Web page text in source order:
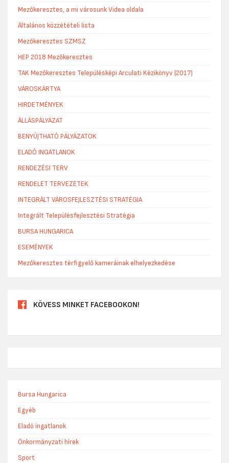
Mezőkeresztes, a mi városunk Videa oldala
Általános közzétételi lista
Mezőkeresztes SZMSZ
HEP 2018 Mezőkeresztes
TAK Mezőkeresztes Településképi Arculati Kézikönyv (2017)
VÁROSKÁRTYA
HIRDETMÉNYEK
ÁLLÁSPÁLYÁZAT
BENYÚJTHATÓ PÁLYÁZATOK
ELADÓ INGATLANOK
RENDEZÉSI TERV
RENDELET TERVEZETEK
INTEGRÁLT VÁROSFEJLESZTÉSI STRATÉGIA
Integrált Településfejlesztési Stratégia
BURSA HUNGARICA
ESEMÉNYEK
Mezőkeresztes térfigyelő kameráinak elhelyezkedése
KÖVESS MINKET FACEBOOKON!
Bursa Hungarica
Egyéb
Eladó ingatlanok
Önkormányzati hírek
Sport